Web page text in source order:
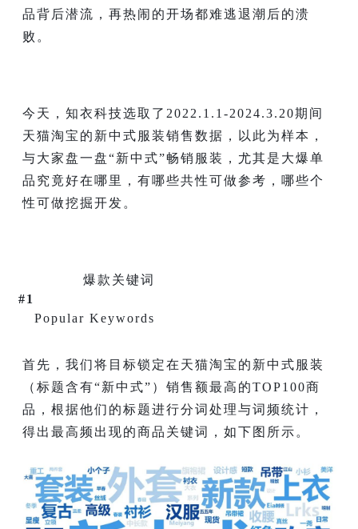
品背后潜流，再热闹的开场都难逃退潮后的溃
败。
今天，知衣科技选取了2022.1.1-2024.3.20期间
天猫淘宝的新中式服装销售数据，以此为样本，
与大家盘一盘“新中式”畅销服装，尤其是大爆单
品究竟好在哪里，有哪些共性可做参考，哪些个
性可做挖掘开发。
#1
爆款关键词
Popular Keywords
首先，我们将目标锁定在天猫淘宝的新中式服装
（标题含有“新中式”）销售额最高的TOP100商
品，根据他们的标题进行分词处理与词频统计，
得出最高频出现的商品关键词，如下图所示。